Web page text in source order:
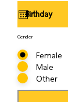
Gender
Female
Male
Other